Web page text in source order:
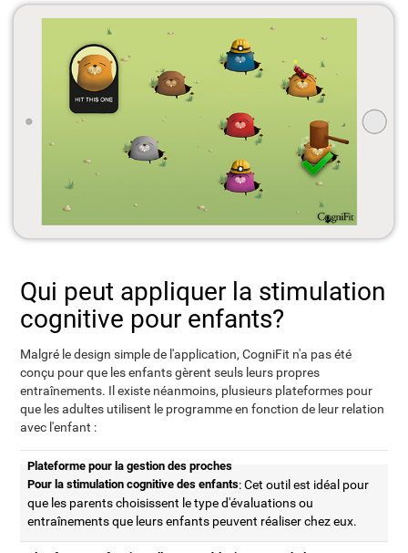
Qui peut appliquer la stimulation
cognitive pour enfants?
Malgré le design simple de l'application, CogniFit n'a pas été
conçu pour que les enfants gèrent seuls leurs propres
entraînements. Il existe néanmoins, plusieurs plateformes pour
que les adultes utilisent le programme en fonction de leur relation
avec l'enfant :
Plateforme pour la gestion des proches
Pour la stimulation cognitive des enfants: Cet outil est idéal pour
que les parents choisissent le type d'évaluations ou
entraînements que leurs enfants peuvent réaliser chez eux.